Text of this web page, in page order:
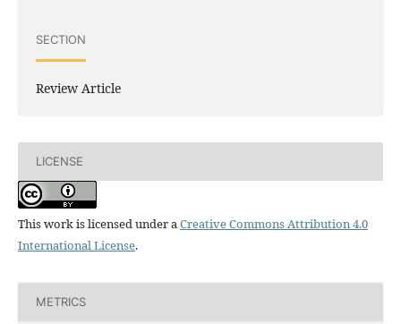
SECTION
Review Article
LICENSE
This work is licensed under a Creative Commons Attribution 4.0
International License.
METRICS